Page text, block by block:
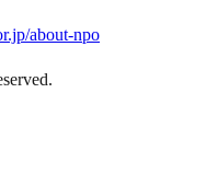
about-npo